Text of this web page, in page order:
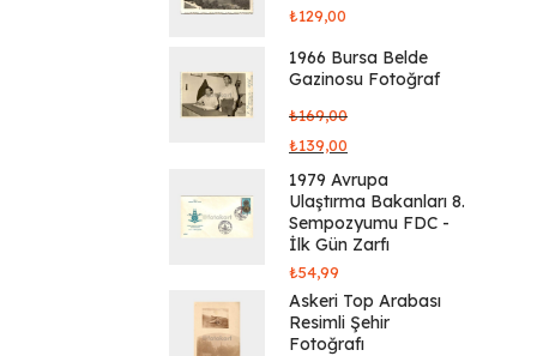
₺129,00
1966 Bursa Belde
Gazinosu Fotoğraf
₺169,00
₺139,00
1979 Avrupa
Ulaştırma Bakanları 8.
Sempozyumu FDC -
İlk Gün Zarfı
₺54,99
Askeri Top Arabası
Resimli Şehir
Fotoğrafı